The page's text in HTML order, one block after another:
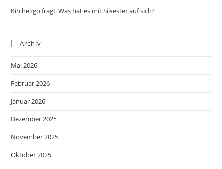
Kirche2go fragt: Was hat es mit Silvester auf sich?
Archiv
Mai 2026
Februar 2026
Januar 2026
Dezember 2025
November 2025
Oktober 2025